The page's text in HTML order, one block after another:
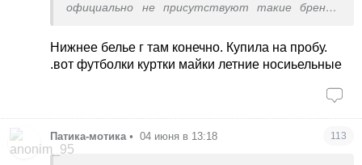
официально не присутствуют такие бренды
Киеве есть аутлеты с вещами этих марок.
А еще я очень жду, когда к нам все таки решит
прийти Primark. Он просто вынесет весь рынок
халаты, детское. В этом году у них просто
Нижнее белье г там конечно. Купила на пробу.
.вот футболки куртки майки летние носиьельные
Патика-мотика • 04 июня в 13:18 113